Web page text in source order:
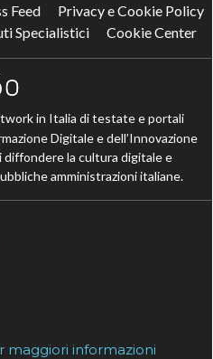
Feed
Privacy e Cookie Policy
Specialistici
Cookie Center
in Italia di testate e portali
Digitale e dell’Innovazione
diffondere la cultura digitale e
amministrazioni italiane.
maggiori informazioni